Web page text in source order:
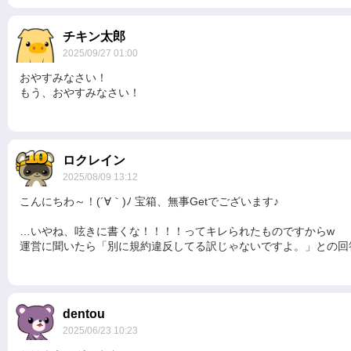
チキン太郎
2025/09/27 01:00
おやすみなさい！
もう、おやすみなさい！
ロクレイン
2025/08/09 13:12
こんにちわ～！(´∀｀)ﾉ 宝箱、無事Getでございます♪
…いやね、呟きに書くな！！！！ってキレられたものですからw
運営に聞いたら「別に規約違反してる訳じゃないですよ。」との
dentou
2025/06/23 10:23